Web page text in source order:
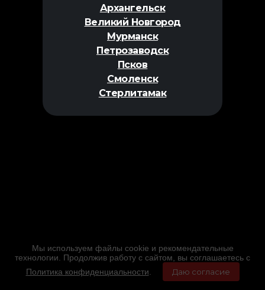
Архангельск
Великий Новгород
Мурманск
Петрозаводск
Псков
Смоленск
Стерлитамак
Мы используем файлы cookie и рекомендательные
технологии. Продолжив работу с сайтом, вы соглашаетесь с
Политика конфиденциальности
Даю согласие